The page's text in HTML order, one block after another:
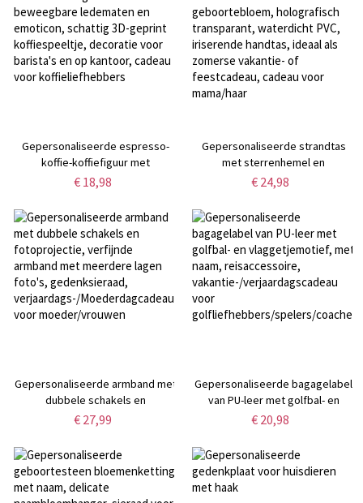
meisjes/jongens/kinderen
Gepersonaliseerde espresso-
koffie-koffiefiguur met
beweegbare ledematen en
koffiespeeltje, decoratie voor
barista's en op kantoor, cadeau
voor koffieliefhebbers
€ 18,98
Gepersonaliseerde strandtas
met sterrenhemel en
geboortebloem, holografisch
iriserende handtas, ideaal als
zomerse vakantie- of
feestcadeau, cadeau voor
mama/haar
€ 24,98
Gepersonaliseerde armband met
dubbele schakels en
fotoprojectie, verfijnde armband
gedenksieraad,
verjaardags-/Moederdagcadeau
voor moeder/vrouwen
€ 27,99
Gepersonaliseerde bagagelabel
van PU-leer met golfbal- en
vlaggetjemotief, met naam,
vakantie-/verjaardagscadeau
voor
golfliefhebbers/spelers/coaches.
€ 20,98